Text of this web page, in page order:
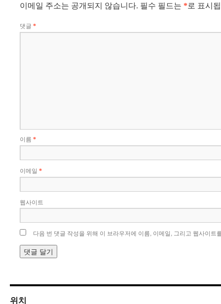
이메일 주소는 공개되지 않습니다. 필수 필드는 * 로 표시
댓글 *
이름 *
이메일 *
웹사이트
다음 번 댓글 작성을 위해 이 브라우저에 이름, 이메일, 그리고 웹사이트
위치